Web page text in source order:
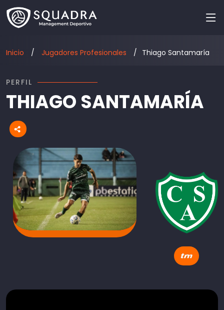
Inicio Jugadores Profesionales Thiago Santamaría
PERFIL
THIAGO SANTAMARÍA